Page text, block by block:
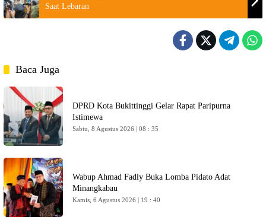
Saat Lebaran
Baca Juga
DPRD Kota Bukittinggi Gelar Rapat Paripurna
Istimewa
Sabtu, 8 Agustus 2026 | 08 : 35
Wabup Ahmad Fadly Buka Lomba Pidato Adat
Minangkabau
Kamis, 6 Agustus 2026 | 19 : 40